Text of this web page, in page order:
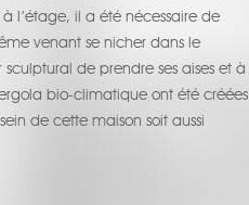
l’étage, il a été nécessaire de
venant se nicher dans le
de prendre ses aises et à
bio-climatique ont été créées
de cette maison soit aussi